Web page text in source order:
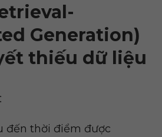
Generation)
thiếu dữ liệu
đến thời điểm được